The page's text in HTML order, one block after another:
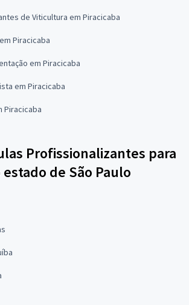
de Viticultura em Piracicaba
Piracicaba
em Piracicaba
em Piracicaba
Piracicaba
Profissionalizantes para
de São Paulo